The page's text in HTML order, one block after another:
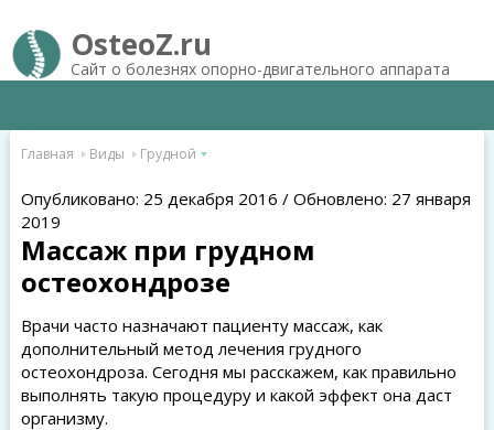
OsteoZ.ru
Сайт о болезнях опорно-двигательного аппарата
Главная Виды Грудной
Опубликовано: 25 декабря 2016 / Обновлено: 27 января
2019
Массаж при грудном
остеохондрозе
Врачи часто назначают пациенту массаж, как
дополнительный метод лечения грудного
остеохондроза. Сегодня мы расскажем, как правильно
выполнять такую процедуру и какой эффект она даст
организму.